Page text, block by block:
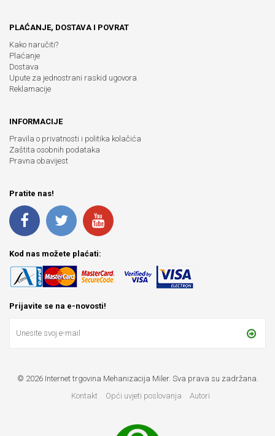
PLAĆANJE, DOSTAVA I POVRAT
Kako naručiti?
Plaćanje
Dostava
Upute za jednostrani raskid ugovora
Reklamacije
INFORMACIJE
Pravila o privatnosti i politika kolačića
Zaštita osobnih podataka
Pravna obavijest
Pratite nas!
Kod nas možete plaćati:
Prijavite se na e-novosti!
© 2026 Internet trgovina Mehanizacija Miler. Sva prava su zadržana.
Kontakt
Opći uvjeti poslovanja Autori